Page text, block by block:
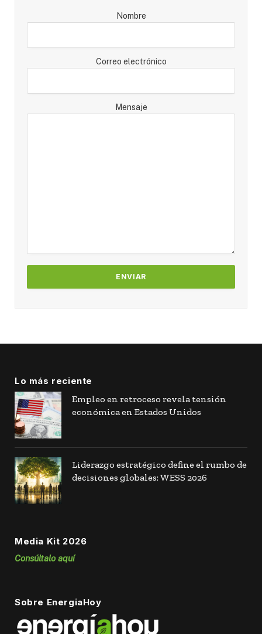
Nombre
Correo electrónico
Mensaje
Lo más reciente
Empleo en retroceso revela tensión
económica en Estados Unidos
Liderazgo estratégico define el rumbo de
decisiones globales: WESS 2026
Media Kit 2026
Consúltalo aquí
Sobre EnergiaHoy